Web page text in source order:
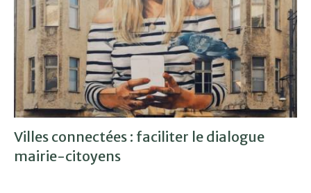
Villes connectées : faciliter le dialogue
mairie-citoyens